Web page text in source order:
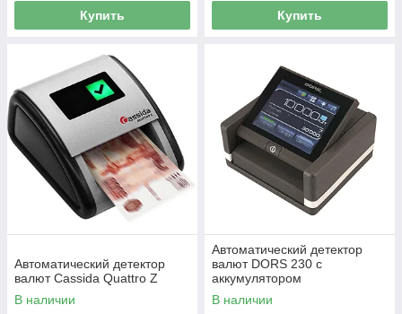
Купить Купить
Автоматический детектор
валют Cassida Quattro Z
В наличии
Автоматический детектор
валют DORS 230 с
аккумулятором
В наличии